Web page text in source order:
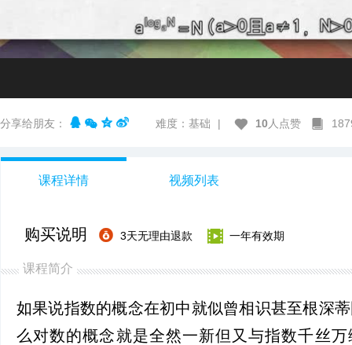
分享给朋友： 难度：基础 | 10 人点赞
课程详情 视频列表
购买说明 3天无理由退款 一年有效期
课程简介
如果说指数的概念在初中就似曾相识甚至根深
么对数的概念就是全然一新但又与指数千丝万